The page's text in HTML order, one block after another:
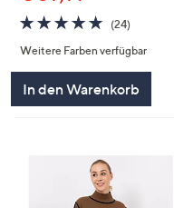
4.7
von
5
(24)
Weitere Farben verfügbar
In den Warenkorb